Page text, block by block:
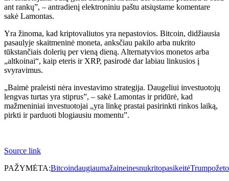
ant rankų”, – antradienį elektroniniu paštu atsiųstame komentare
sakė Lamontas.
Yra žinoma, kad kriptovaliutos yra nepastovios. Bitcoin, didžiausia
pasaulyje skaitmeninė moneta, anksčiau pakilo arba nukrito
tūkstančiais dolerių per vieną dieną. Alternatyvios monetos arba
„altkoinai“, kaip eteris ir XRP, pasirodė dar labiau linkusios į
svyravimus.
„Baimė praleisti nėra investavimo strategija. Daugeliui investuotojų
lengvas turtas yra stiprus”, – sakė Lamontas ir pridūrė, kad
mažmeniniai investuotojai „yra linkę prastai pasirinkti rinkos laiką,
pirkti ir parduoti blogiausiu momentu”.
Source link
PAŽYMĖTA:BitcoindaugiaumažaineinesnukritopasikeitėTrumpo